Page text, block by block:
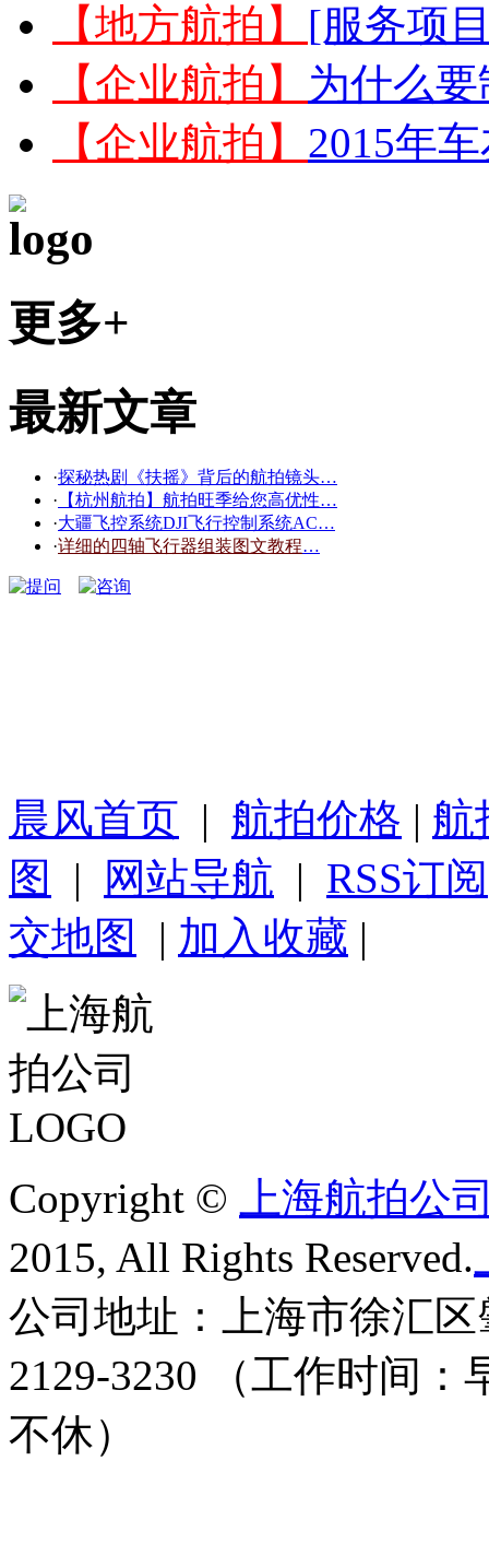
【地方航拍】 [服务项
【企业航拍】 为什么
【企业航拍】 2015年
更多+
最新文章
·探秘热剧《扶摇》背后的航拍镜头…
· 【杭州航拍】航拍旺季给您高优性…
·大疆飞控系统DJI飞行控制系统AC…
·详细的四轴飞行器组装图文教程…
晨风首页 | 航拍价格 | 航
图
| 网站导航 | RSS订阅
交地图
| 加入收藏 |
Copyright ©
上海航拍公
2015, All Rights Reserved.
公司地址：上海市徐汇
2129-3230 （工作时间：
不休）